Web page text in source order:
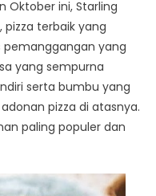
Oktober ini, Starling
pizza terbaik yang
pemanggangan yang
yang sempurna
serta bumbu yang
pizza di atasnya.
paling populer dan